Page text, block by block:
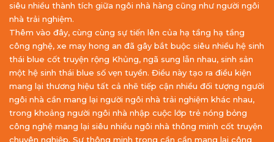
siêu nhiều thành tích giữa ngôi nhà hàng cũng như người ngôi
nhà trải nghiệm.
Thêm vào đây, cùng cùng sự tiến lên của hạ tầng hạ tầng
công nghệ, xe may hong an đã gây bắt buộc siêu nhiều hệ sinh
thái blue cốt truyện rộng Khủng, ngã sung lẫn nhau, sinh sản
một hệ sinh thái blue số vẹn tuyền. Điều này tạo ra điều kiện
mang lại thương hiệu tất cả nhẽ tiếp cận nhiều đối tượng người
ngôi nhà cần mang lại người ngôi nhà trải nghiệm khác nhau,
trong khoảng người ngôi nhà nhập cuộc lớp trẻ nóng bỏng
công nghệ mang lại siêu nhiều ngôi nhà thông minh cốt truyện
chuyên nghiệp. Sự thông minh trong cần cần mang lại công